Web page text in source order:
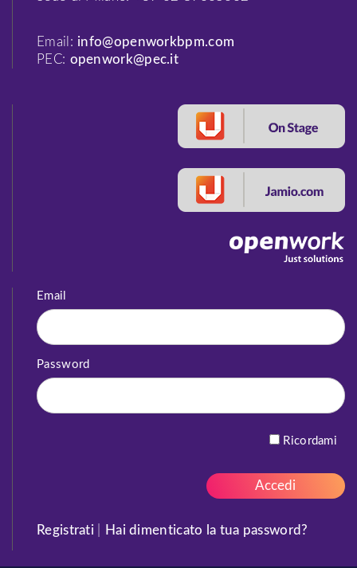
Email: info@openworkbpm.com
PEC: openwork@pec.it
Email
Password
Ricordami
Registrati Hai dimenticato la tua password?